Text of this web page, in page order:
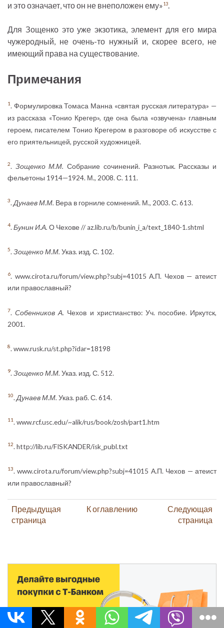
и это означает, что он не внеположен ему»13.
Для Зощенко это уже экзотика, элемент для его мира
чужеродный, не очень-то нужный и, скорее всего, не
имеющий права на существование.
Примечания
1. Формулировка Томаса Манна «святая русская литература» —
из рассказа «Тонио Крегер», где она была «озвучена» главным
героем, писателем Тонио Крегером в разговоре об искусстве с
его приятельницей, русской художницей.
2. Зощенко М.М. Собрание сочинений. Разнотык. Рассказы и
фельетоны 1914—1924. М., 2008. С. 111.
3. Дунаев М.М. Вера в горниле сомнений. М., 2003. С. 613.
4. Бунин И.А. О Чехове // az.lib.ru/b/bunin_i_a/text_1840-1.shtml
5. Зощенко М.М. Указ. изд. С. 102.
6
. www.cirota.ru/forum/view.php?subj=41015 А.П. Чехов — атеист
или православный?
7 .Собенников А.
Чехов и христианство: Уч. пособие. Иркутск,
2001.
8. www.rusk.ru/st.php?idar=18198
9. Зощенко М.М. Указ. изд. С. 512.
10. Дунаев М.М. Указ. раб. С. 614.
11. www.rcf.usc.edu/~alik/rus/book/zosh/part1.htm
12. http://lib.ru/FISKANDER/isk_publ.txt
13. www.cirota.ru/forum/view.php?subj=41015 А.П. Чехов — атеист
или православный?
Предыдущая
страница
К оглавлению
Следующая
страница